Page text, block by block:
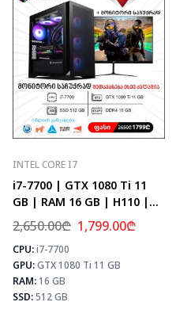
MAX FPS
PUBG
64
Fortnite
76
INTEL CORE I7
i7-7700 | GTX 1080 Ti 11
GB | RAM 16 GB | H110 |
SSD 512 GB
2,650.00₾ 1,799.00₾
CPU:i7-7700
GPU:GTX 1080 Ti 11 GB
RAM:16 GB
SSD:512 GB